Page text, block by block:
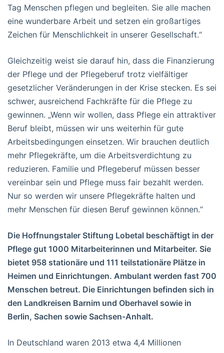
Tag Menschen pflegen und begleiten. Sie alle machen
eine wunderbare Arbeit und setzen ein großartiges
Zeichen für Menschlichkeit in unserer Gesellschaft.“
Gleichzeitig weist sie darauf hin, dass die Finanzierung
der Pflege und der Pflegeberuf trotz vielfältiger
gesetzlicher Veränderungen in der Krise stecken. Es sei
schwer, ausreichend Fachkräfte für die Pflege zu
gewinnen. „Wenn wir wollen, dass Pflege ein attraktiver
Beruf bleibt, müssen wir uns weiterhin für gute
Arbeitsbedingungen einsetzen. Wir brauchen deutlich
mehr Pflegekräfte, um die Arbeitsverdichtung zu
reduzieren. Familie und Pflegeberuf müssen besser
vereinbar sein und Pflege muss fair bezahlt werden.
Nur so werden wir unsere Pflegekräfte halten und
mehr Menschen für diesen Beruf gewinnen können.“
Die Hoffnungstaler Stiftung Lobetal beschäftigt in der
Pflege gut 1000 Mitarbeiterinnen und Mitarbeiter. Sie
bietet 958 stationäre und 111 teilstationäre Plätze in
Heimen und Einrichtungen. Ambulant werden fast 700
Menschen betreut. Die Einrichtungen befinden sich in
den Landkreisen Barnim und Oberhavel sowie in
Berlin, Sachen sowie Sachsen-Anhalt.
In Deutschland waren 2013 etwa 4,4 Millionen